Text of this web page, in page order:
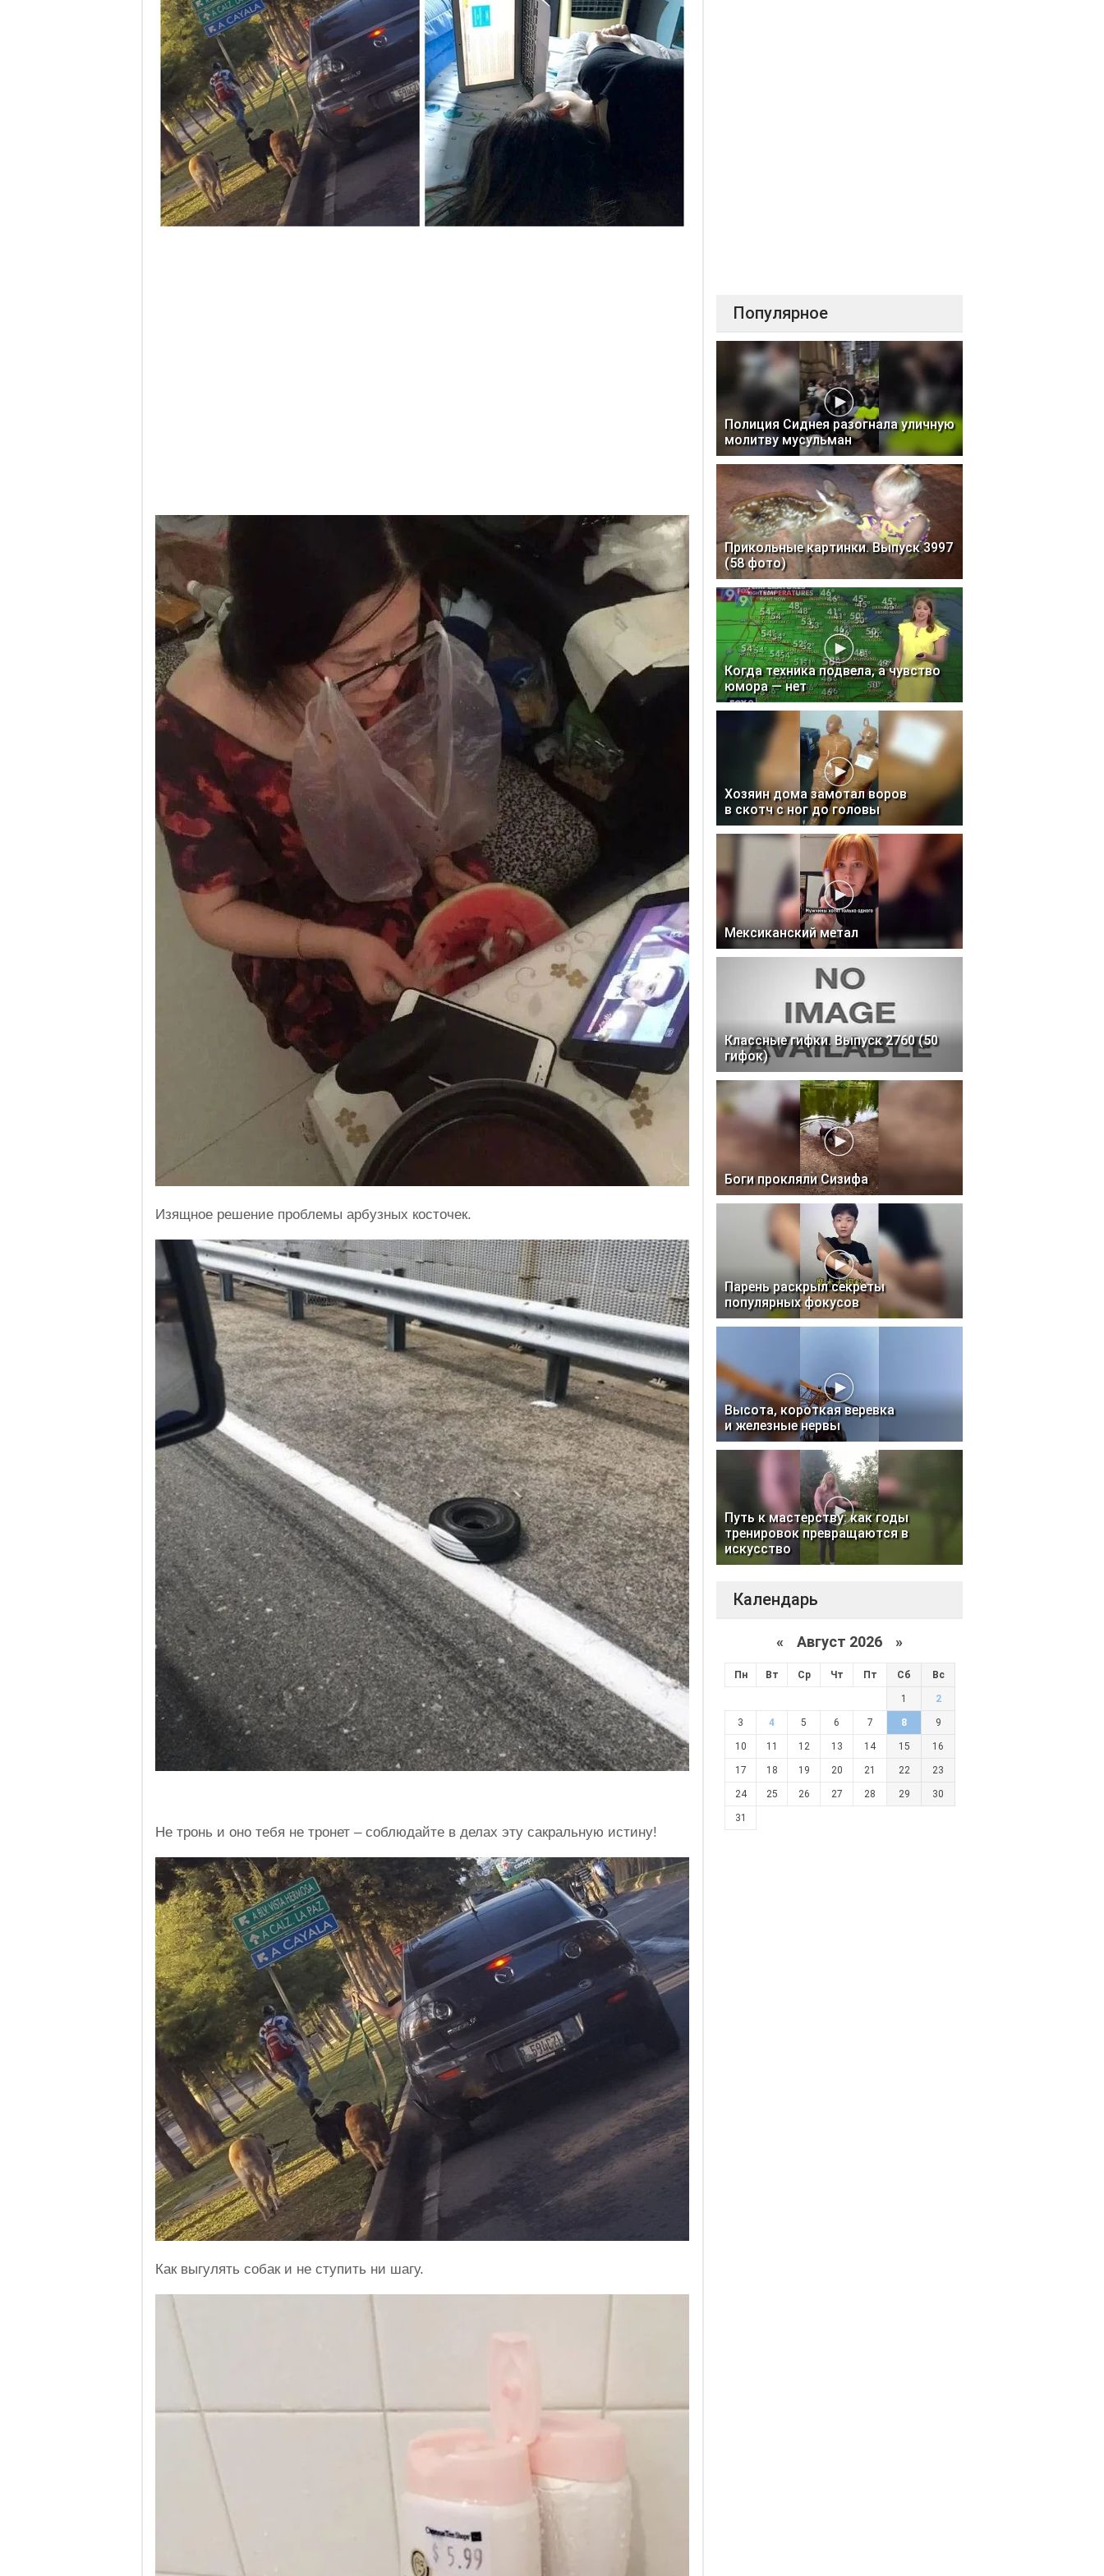
Изящное решение проблемы арбузных косточек.
Не тронь и оно тебя не тронет – соблюдайте в делах эту сакральную истину!
Как выгулять собак и не ступить ни шагу.
Популярное
Полиция Сиднея разогнала уличную
молитву мусульман
Прикольные картинки. Выпуск 3997
(58 фото)
Когда техника подвела, а чувство
юмора — нет
Хозяин дома замотал воров
в скотч с ног до головы
Мексиканский метал
Классные гифки. Выпуск 2760 (50
гифок)
Боги прокляли Сизифа
Парень раскрыл секреты
популярных фокусов
Высота, короткая веревка
и железные нервы
Путь к мастерству: как годы
тренировок превращаются в
искусство
Календарь
« Август 2026 »
Пн Вт Ср Чт Пт Сб Вс
1 2
3 4 5 6 7 8 9
10 11 12 13 14 15 16
17 18 19 20 21 22 23
24 25 26 27 28 29 30
31